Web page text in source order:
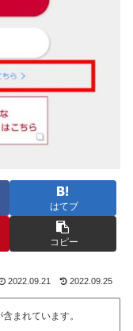
はてブ
コピー
2022.09.21 2022.09.25
まれています。